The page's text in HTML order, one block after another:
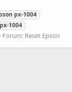
px-1004
px-1004
Forum: Reset Epson